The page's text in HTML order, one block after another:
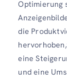
Optimierung
die
eine
und eine